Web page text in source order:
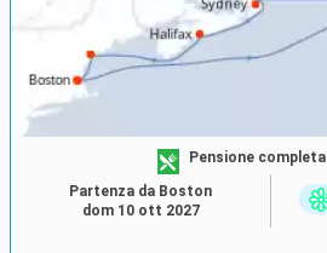
Pensione completa
Partenza da Boston
dom 10 ott 2027